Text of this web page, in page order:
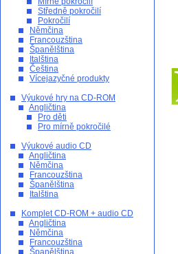
Středně pokročilí
Pokročilí
Němčina
Francouzština
Španělština
Italština
Čeština
Vícejazyčné produkty
Výukové hry na CD-ROM
Angličtina
Pro děti
Pro mírně pokročilé
Výukové audio CD
Angličtina
Němčina
Francouzština
Španělština
Italština
Komplet CD-ROM + audio CD
Angličtina
Němčina
Francouzština
Španělština